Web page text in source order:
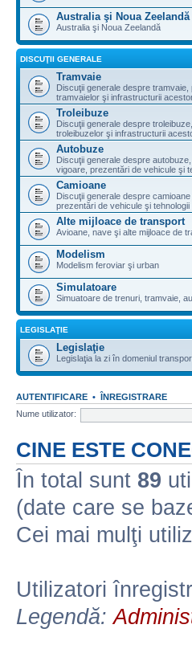
Australia şi Noua Zeelandă
Australia şi Noua Zeelandă
DISCUŢII GENERALE
Tramvaie
Discuţii generale despre
tramvaielor şi infrastructurii
Troleibuze
Discuţii generale despre
troleibuzelor şi infrastructurii
Autobuze
Discuţii generale despre
vigoare, prezentări de vehicule şi
Camioane
Discuţii generale despre
prezentări de vehicule şi tehnologii
Alte mijloace de transport
Avioane, nave şi alte mijloace de
Modelism
Modelism feroviar şi urban
Simulatoare
Simuatoare de trenuri, tramvaie,
LEGISLAŢIE
Legislaţie
Legislaţia la zi în domeniul
AUTENTIFICARE • ÎNREGISTRARE
Nume utilizator:
CINE ESTE
În total sunt 89
(date care se
Cei mai mulţi
Utilizatori
Legendă: